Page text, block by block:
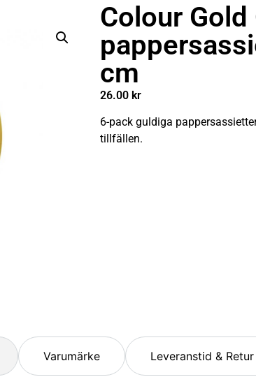
Colour
cm
26.00 kr
6-pack guldiga
tillfällen.
Varumärke Leveranstid & Retur